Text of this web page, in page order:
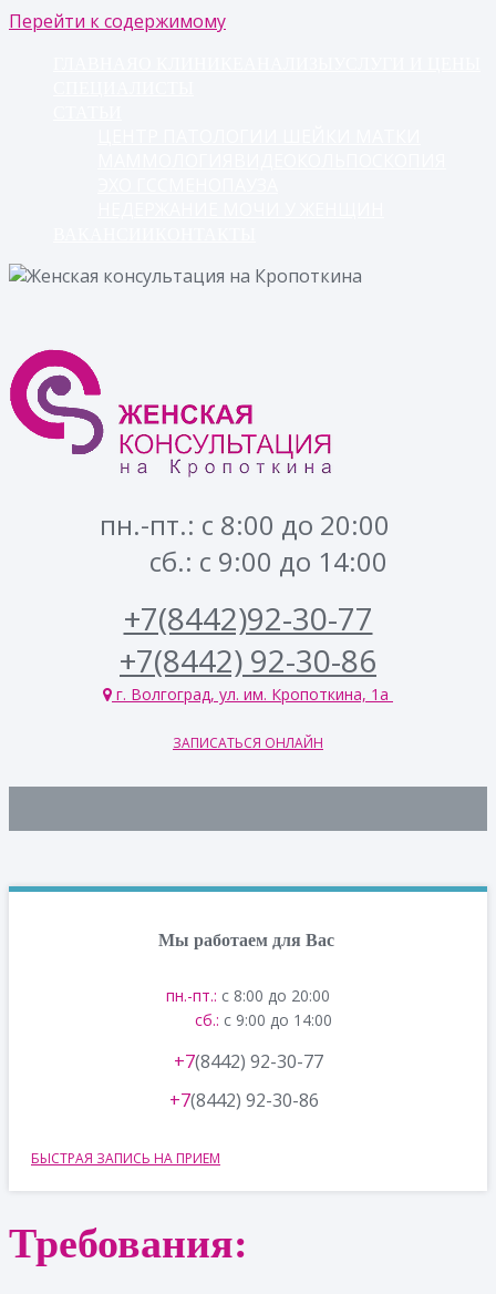
Перейти к содержимому
пн.-пт.: с 8:00 до 20:00
сб.: с 9:00 до 14:00
+7(8442)92-30-77
+7(8442) 92-30-86
г. Волгоград, ул. им. Кропоткина, 1а
ЗАПИСАТЬСЯ ОНЛАЙН
Мы работаем для Вас
пн.-пт.: с 8:00 до 20:00
сб.: с 9:00 до 14:00
+7(8442) 92-30-77
+7(8442) 92-30-86
БЫСТРАЯ ЗАПИСЬ НА ПРИЕМ
Требования: